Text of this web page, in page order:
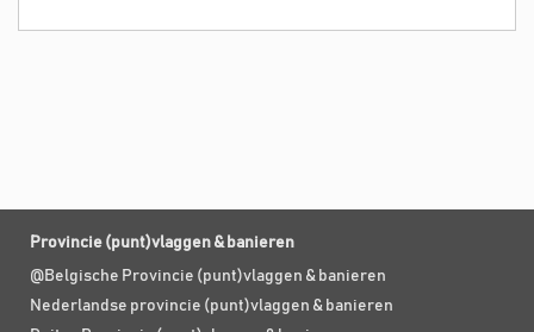
Provincie (punt)vlaggen & banieren
@Belgische Provincie (punt)vlaggen & banieren
Nederlandse provincie (punt)vlaggen & banieren